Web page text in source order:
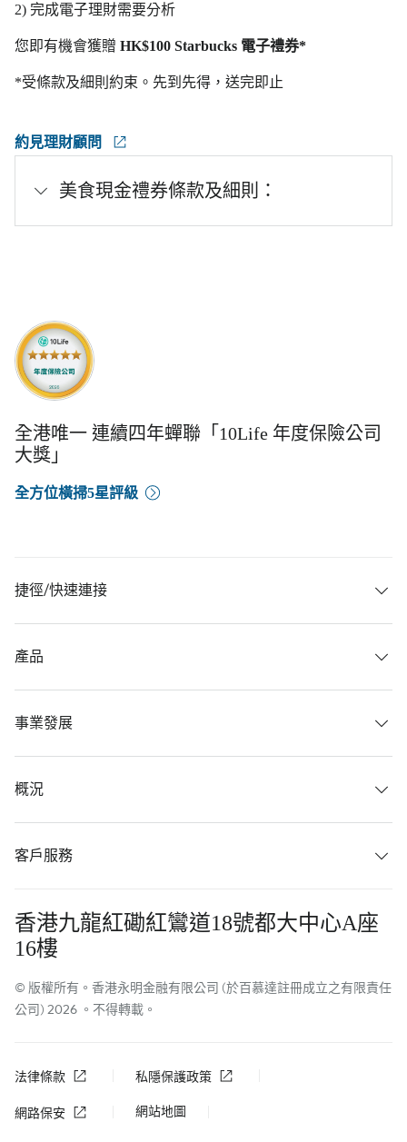
2) 完成電子理財需要分析
您即有機會獲贈 HK$100 Starbucks 電子禮券*
*受條款及細則約束。先到先得，送完即止
約見理財顧問
美食現金禮券條款及細則：
全港唯一 連續四年蟬聯「10Life 年度保險公司
大獎」
全方位橫掃5星評級
捷徑/快速連接
產品
事業發展
概況
客戶服務
香港九龍紅磡紅鸞道18號都大中心A座
16樓
© 版權所有。香港永明金融有限公司 (於百慕達註冊成立之有限責任
公司) 2026 。不得轉載。
法律條款 私隱保護政策
網路保安 網站地圖